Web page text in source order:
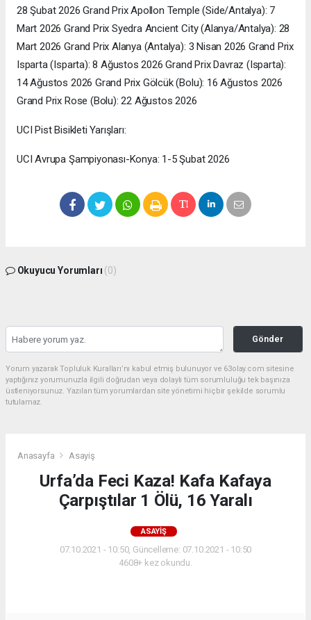
28 Şubat 2026 Grand Prix Apollon Temple (Side/Antalya): 7
Mart 2026 Grand Prix Syedra Ancient City (Alanya/Antalya): 28
Mart 2026 Grand Prix Alanya (Antalya): 3 Nisan 2026 Grand Prix
Isparta (Isparta): 8 Ağustos 2026 Grand Prix Davraz (Isparta):
14 Ağustos 2026 Grand Prix Gölcük (Bolu): 16 Ağustos 2026
Grand Prix Rose (Bolu): 22 Ağustos 2026
UCI Pist Bisikleti Yarışları:
UCI Avrupa Şampiyonası-Konya: 1-5 Şubat 2026
Okuyucu Yorumları (0)
Gönder
Yorum yazarak Topluluk Kuralları’nı kabul etmiş bulunuyor ve 63olay.com sitesine
yaptığınız yorumunuzla ilgili doğrudan veya dolaylı tüm sorumluluğu tek başınıza
üstleniyorsunuz. Yazılan tüm yorumlardan site yönetimi hiçbir şekilde sorumlu
tutulamaz.
Anasayfa Asayiş
Urfa’da Feci Kaza! Kafa Kafaya
Çarpıştılar 1 Ölü, 16 Yaralı
ASAYIŞ
07.10.2021 - 10:50, Güncelleme: 07.10.2021 - 10:50
4608+ kez okundu.